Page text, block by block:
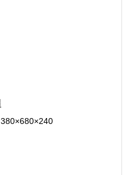
380×680×240